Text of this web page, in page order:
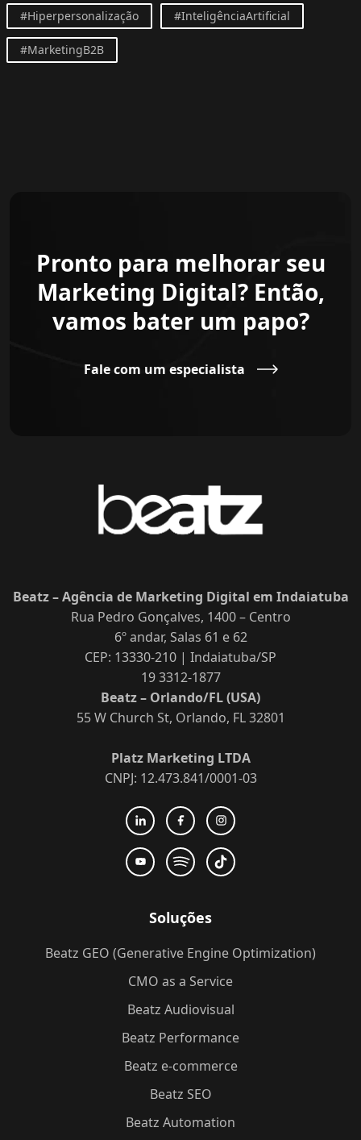
#Hiperpersonalização #InteligênciaArtificial
#MarketingB2B
Pronto para melhorar seu
Marketing Digital? Então,
vamos bater um papo?
Fale com um especialista
Beatz – Agência de Marketing Digital em Indaiatuba
Rua Pedro Gonçalves, 1400 – Centro
6º andar, Salas 61 e 62
CEP: 13330-210 | Indaiatuba/SP
19 3312-1877
Beatz – Orlando/FL (USA)
55 W Church St, Orlando, FL 32801
Platz Marketing LTDA
CNPJ: 12.473.841/0001-03
Soluções
Beatz GEO (Generative Engine Optimization)
CMO as a Service
Beatz Audiovisual
Beatz Performance
Beatz e-commerce
Beatz SEO
Beatz Automation